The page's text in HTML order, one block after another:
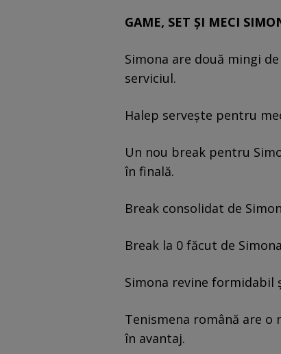
GAME, SET ȘI MECI
Simona are două mingi
serviciul.
Halep servește pentru
Un nou break pentru
în finală.
Break consolidat de
Break la 0 făcut de
Simona revine formidabil
Tenismena română are o
în avantaj.